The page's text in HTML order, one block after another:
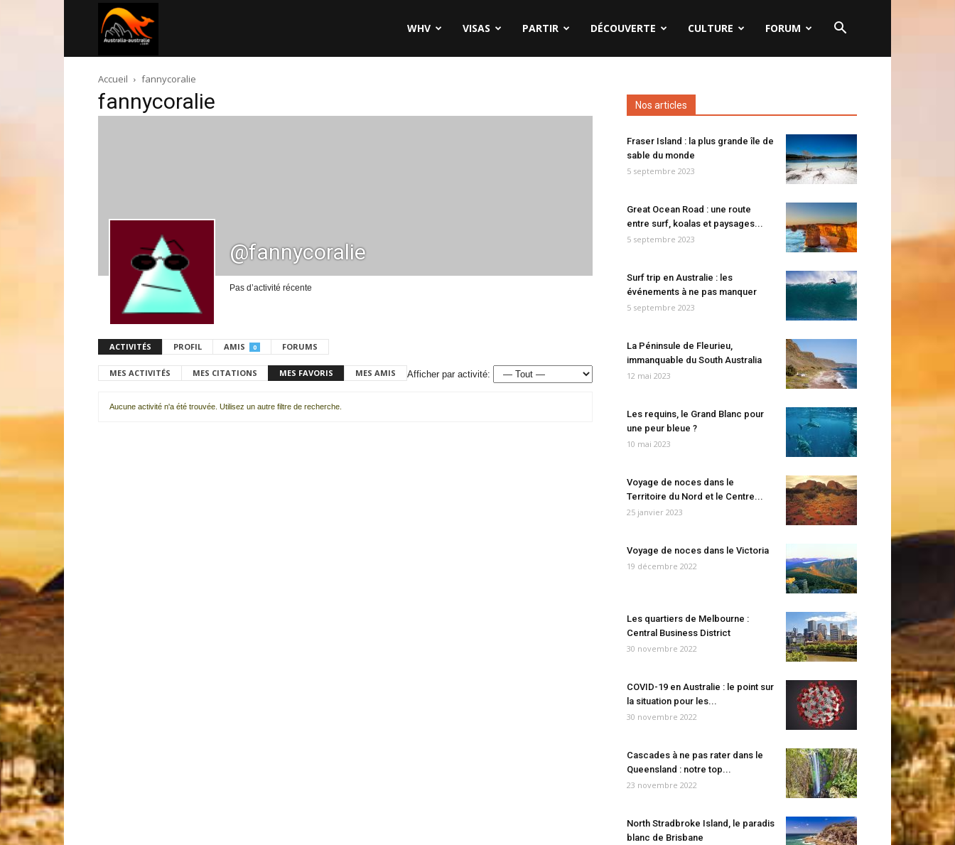
australie.com
WHV VISAS PARTIR DÉCOUVERTE CULTURE FORUM
Accueil fannycoralie
fannycoralie
@fannycoralie
Pas d’activité récente
ACTIVITÉS PROFIL AMIS 0 FORUMS
MES ACTIVITÉS MES CITATIONS MES FAVORIS MES AMIS Afficher par activité:
Aucune activité n'a été trouvée. Utilisez un autre filtre de recherche.
Nos articles
Fraser Island : la plus grande île de
sable du monde
5 septembre 2023
Great Ocean Road : une route
entre surf, koalas et paysages...
5 septembre 2023
Surf trip en Australie : les
événements à ne pas manquer
5 septembre 2023
La Péninsule de Fleurieu,
immanquable du South Australia
12 mai 2023
Les requins, le Grand Blanc pour
une peur bleue ?
10 mai 2023
Voyage de noces dans le
Territoire du Nord et le Centre...
25 janvier 2023
Voyage de noces dans le Victoria
19 décembre 2022
Les quartiers de Melbourne :
Central Business District
30 novembre 2022
COVID-19 en Australie : le point sur
la situation pour les...
30 novembre 2022
Cascades à ne pas rater dans le
Queensland : notre top...
23 novembre 2022
North Stradbroke Island, le paradis
blanc de Brisbane